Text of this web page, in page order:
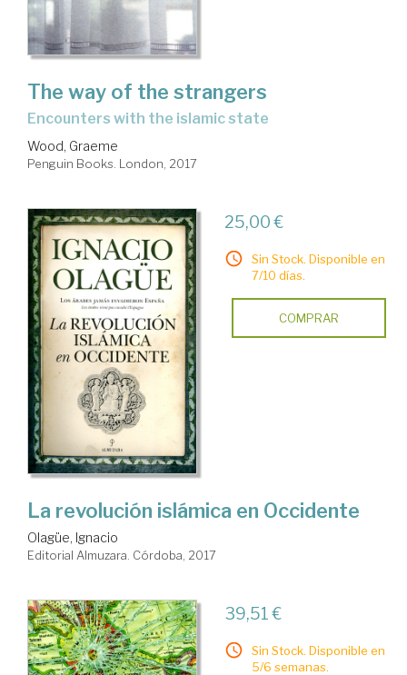
The way of the strangers
encounters with the islamic state
Wood, Graeme
Penguin Books. London, 2017
25,00 €
Sin Stock. Disponible en
7/10 días.
COMPRAR
La revolución islámica en Occidente
Olagüe, Ignacio
Editorial Almuzara. Córdoba, 2017
39,51 €
Sin Stock. Disponible en
5/6 semanas.